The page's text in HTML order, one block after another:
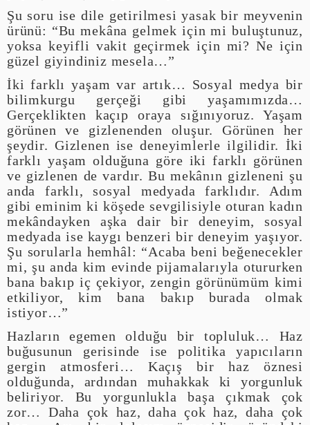
Şu soru ise dile getirilmesi yasak bir meyvenin
ürünü: “Bu mekâna gelmek için mi buluştunuz,
yoksa keyifli vakit geçirmek için mi? Ne için
güzel giyindiniz mesela…”
İki farklı yaşam var artık… Sosyal medya bir
bilimkurgu gerçeği gibi yaşamımızda…
Gerçeklikten kaçıp oraya sığınıyoruz. Yaşam
görünen ve gizlenenden oluşur. Görünen her
şeydir. Gizlenen ise deneyimlerle ilgilidir. İki
farklı yaşam olduğuna göre iki farklı görünen
ve gizlenen de vardır. Bu mekânın gizleneni şu
anda farklı, sosyal medyada farklıdır. Adım
gibi eminim ki köşede sevgilisiyle oturan kadın
mekândayken aşka dair bir deneyim, sosyal
medyada ise kaygı benzeri bir deneyim yaşıyor.
Şu sorularla hemhâl: “Acaba beni beğenecekler
mi, şu anda kim evinde pijamalarıyla otururken
bana bakıp iç çekiyor, zengin görünümüm kimi
etkiliyor, kim bana bakıp burada olmak
istiyor…”
Hazların egemen olduğu bir topluluk… Haz
buğusunun gerisinde ise politika yapıcıların
gergin atmosferi… Kaçış bir haz öznesi
olduğunda, ardından muhakkak ki yorgunluk
beliriyor. Bu yorgunlukla başa çıkmak çok
zor… Daha çok haz, daha çok haz, daha çok